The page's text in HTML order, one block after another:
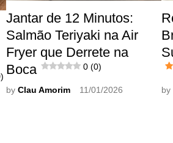
Jantar de 12 Minutos:
Salmão Teriyaki na Air
Fryer que Derrete na
Boca
0 (0)
byClau Amorim 11/01/2026 by